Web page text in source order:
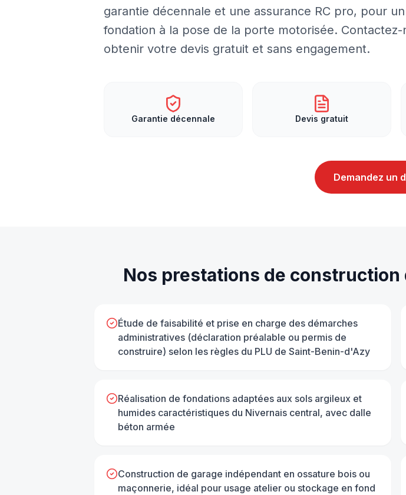
garantie décennale et une assurance RC pro, pour
fondation à la pose de la porte motorisée.
obtenir votre devis gratuit et sans engagement.
Garantie décennale Devis gratuit
Demandez un
Nos prestations de construction
Étude de faisabilité et prise en charge des démarches
administratives (déclaration préalable ou permis de
construire) selon les règles du PLU de Saint-Benin-d'Azy
Réalisation de fondations adaptées aux sols argileux et
humides caractéristiques du Nivernais central, avec dalle
béton armée
Construction de garage indépendant en ossature bois ou
maçonnerie, idéal pour usage atelier ou stockage en fond